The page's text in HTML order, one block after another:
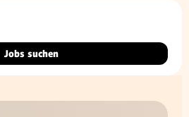
Jobs suchen